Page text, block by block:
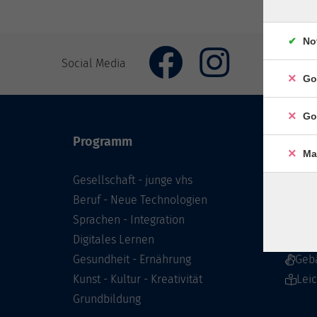
Social Media
Programm
Gesellschaft - junge vhs
Beruf - Neue Technologien
Sprachen - Integration
Digitales Lernen
Gesundheit - Ernährung
Kunst - Kultur - Kreativität
Grundbildung